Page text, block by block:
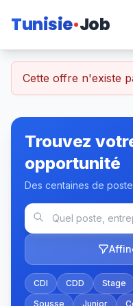
Tunisie Job
Cette offre n'existe
Trouvez
opportunité
Des centaines de
CDI CDD Stage
Sousse
Junior